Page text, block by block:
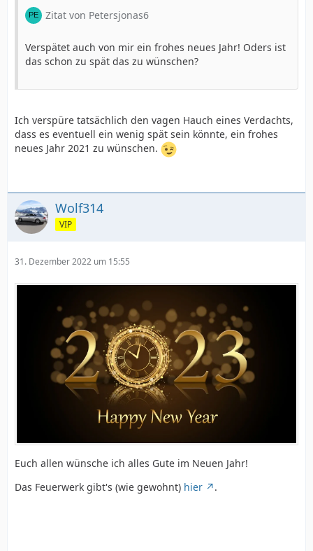
Zitat von Petersjonas6
Verspätet auch von mir ein frohes neues Jahr! Oders ist
das schon zu spät das zu wünschen?
Ich verspüre tatsächlich den vagen Hauch eines Verdachts,
dass es eventuell ein wenig spät sein könnte, ein frohes
neues Jahr 2021 zu wünschen.
Wolf314
VIP
31. Dezember 2022 um 15:55
Euch allen wünsche ich alles Gute im Neuen Jahr!
Das Feuerwerk gibt's (wie gewohnt) hier .